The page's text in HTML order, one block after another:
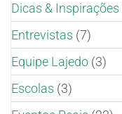
Dicas & Inspirações
Entrevistas (7)
Equipe Lajedo (3)
Escolas (3)